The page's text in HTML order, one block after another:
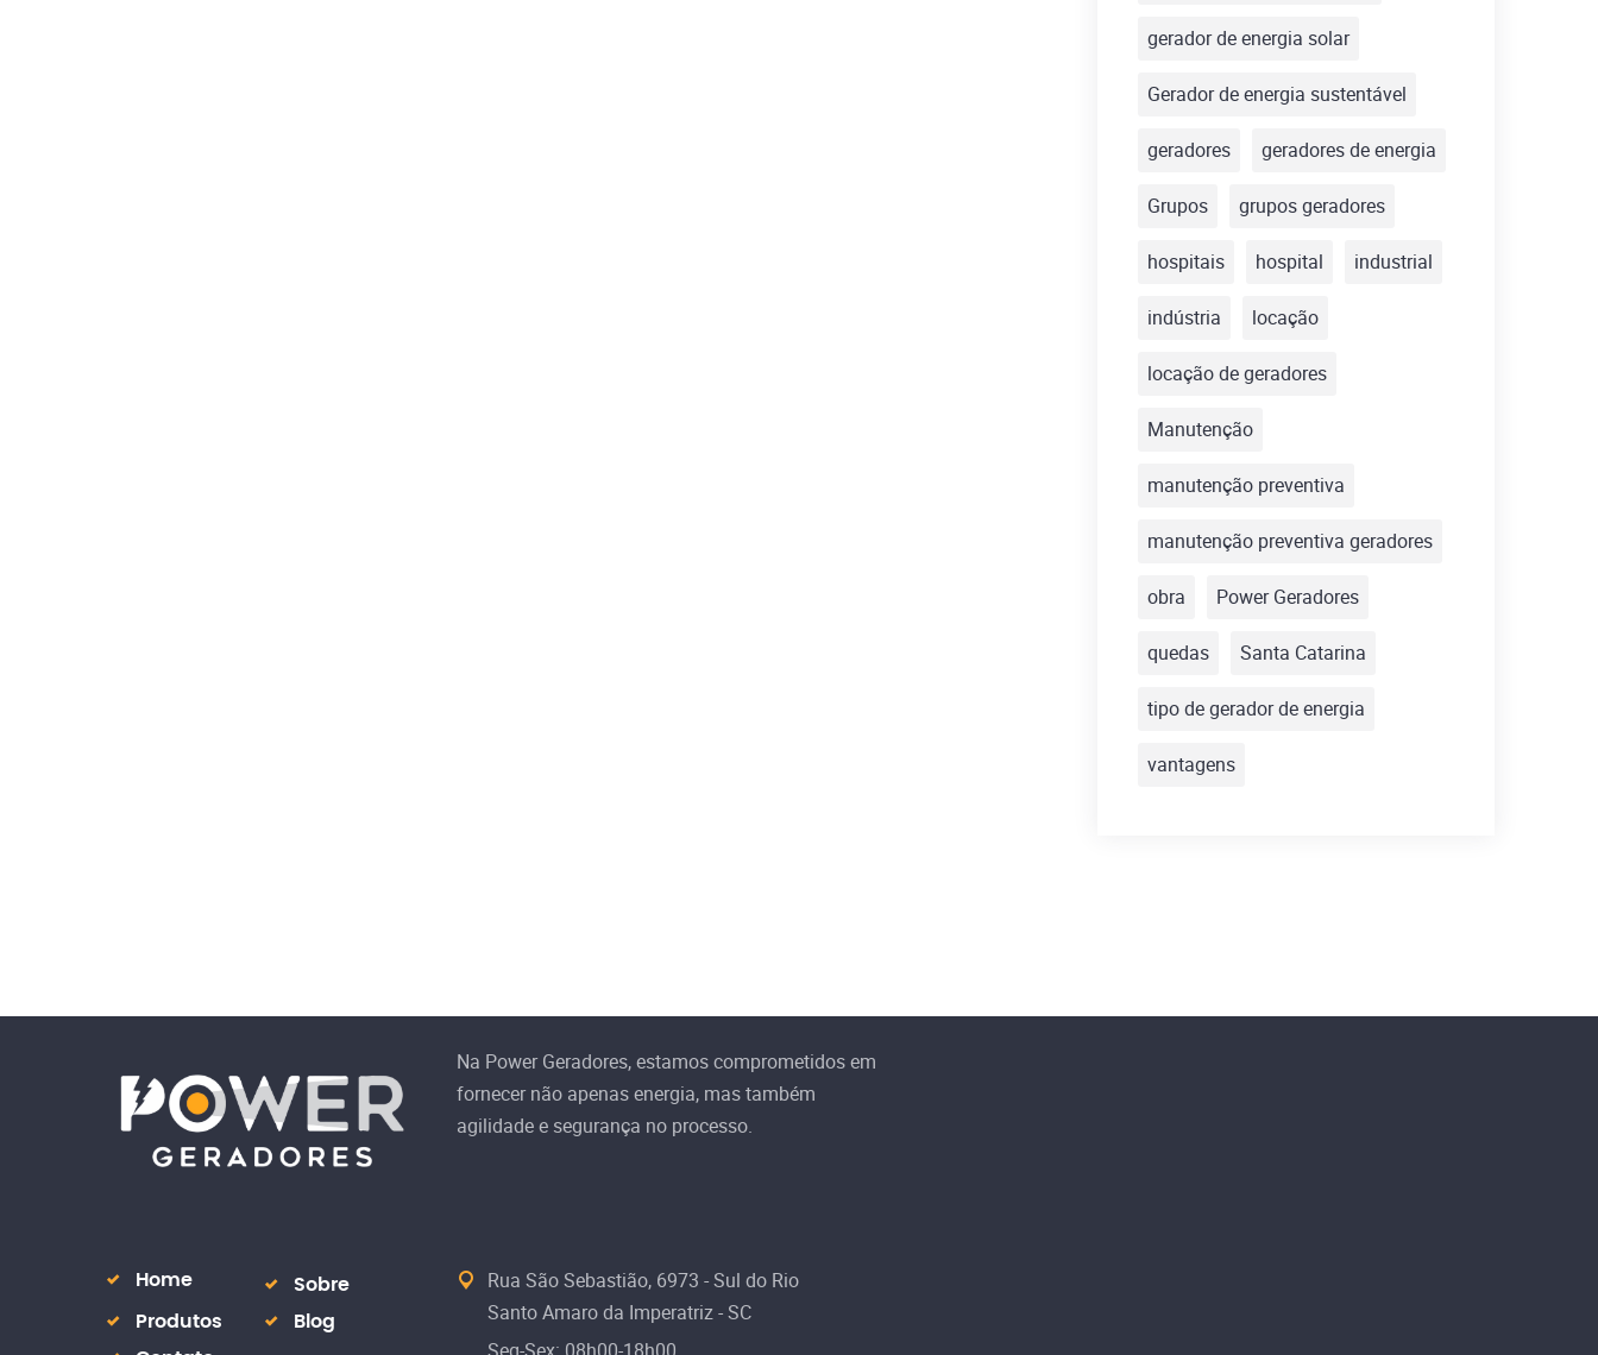
gerador de energia solar
Gerador de energia sustentável
geradores geradores de energia
Grupos grupos geradores
hospitais hospital industrial
indústria locação
locação de geradores
Manutenção
manutenção preventiva
manutenção preventiva geradores
obra Power Geradores
quedas Santa Catarina
tipo de gerador de energia
vantagens
Na Power Geradores, estamos comprometidos em
fornecer não apenas energia, mas também
agilidade e segurança no processo.
Home
Sobre
Produtos
Blog
Rua São Sebastião, 6973 - Sul do Rio
Santo Amaro da Imperatriz - SC
Seg-Sex: 08h00-18h00